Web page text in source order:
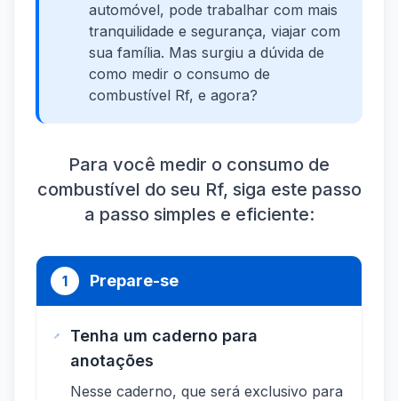
automóvel, pode trabalhar com mais
tranquilidade e segurança, viajar com
sua família. Mas surgiu a dúvida de
como medir o consumo de
combustível Rf, e agora?
Para você medir o consumo de
combustível do seu Rf, siga este passo
a passo simples e eficiente:
1 Prepare-se
Tenha um caderno para
anotações
Nesse caderno, que será exclusivo para